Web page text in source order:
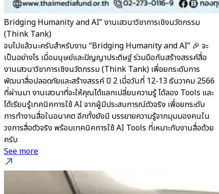
Bridging Humanity and AI” งานเสวนาวิชาการเชิงนวัตกรรม
(Think Tank)
จบไปแล้วนะครับสำหรับงาน “Bridging Humanity and AI” 🎉 จะ
เป็นอย่างไร เมื่อมนุษย์และปัญญาประดิษฐ์ ร่วมมือกันสร้างสรรค์สื่อ
งานเสวนาวิชาการเชิงนวัตกรรม (Think Tank) เพื่อยกระดับการ
พัฒนาสื่อปลอดภัยและสร้างสรรค์ ปี 2 เมื่อวันที่ 12-13 ธันวาคม 2566
ที่ผ่านมา งานเสวนาที่จะให้คุณได้แลกเปลี่ยนความรู้ ได้ลอง Tools และ
ได้เรียนรู้เทคนิคการใช้ AI จากผู้มีประสบการณ์ตัวจริง เพื่อยกระดับ
การทำงานสื่อในอนาคต อีกทั้งยังมี บรรยายความรู้จากมุมมองคนใน
วงการสื่อตัวจริง พร้อมเทคนิคการใช้ AI Tools ที่เหมาะกับงานสื่อด้วย
ครับ
See more